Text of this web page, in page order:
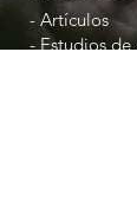
- Artículos
- Estudios